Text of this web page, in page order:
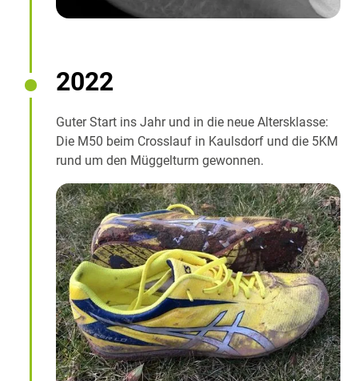
2022
Guter Start ins Jahr und in die neue Altersklasse:
Die M50 beim Crosslauf in Kaulsdorf und die 5KM
rund um den Müggelturm gewonnen.